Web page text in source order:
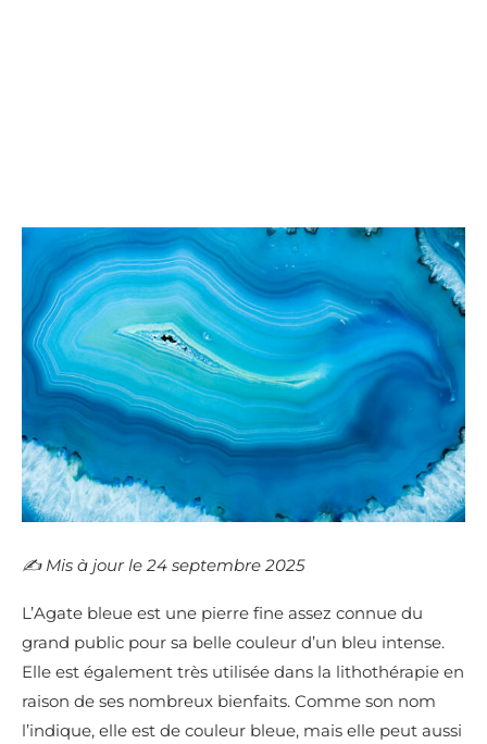
✍️​ Mis à jour le 24 septembre 2025
L’Agate bleue est une pierre fine assez connue du
grand public pour sa belle couleur d’un bleu intense.
Elle est également très utilisée dans la lithothérapie en
raison de ses nombreux bienfaits. Comme son nom
l’indique, elle est de couleur bleue, mais elle peut aussi